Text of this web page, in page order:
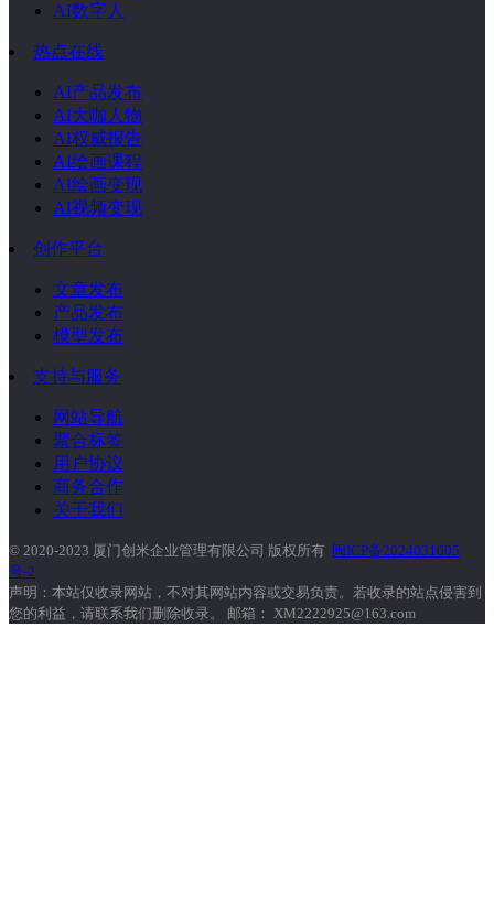
AI数字人
热点在线
AI产品发布
AI大咖人物
AI权威报告
AI绘画课程
AI绘画变现
AI视频变现
创作平台
文章发布
产品发布
模型发布
支持与服务
网站导航
聚合标签
用户协议
商务合作
关于我们
© 2020-2023 厦门创米企业管理有限公司 版权所有 闽ICP备2024031605
号-2
声明：本站仅收录网站，不对其网站内容或交易负责。若收录的站点侵害到
您的利益，请联系我们删除收录。 邮箱： XM2222925@163.com